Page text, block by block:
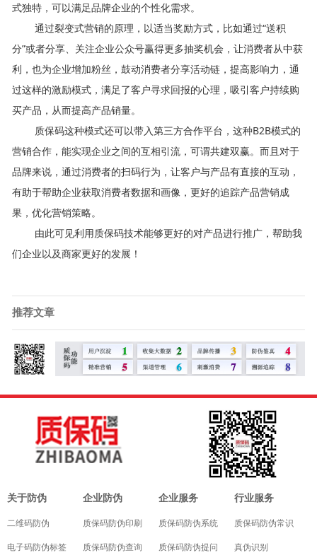
式独特，可以满足品牌企业的个性化需求。
通过裂变式营销的原理，以适当奖励方式，比如通过“送积
分”或者分享、关注企业公众号赢得更多抽奖机会，让消费者从中获
利，也为企业增加粉丝，鼓动消费者分享活动链，提高影响力，通
过这样的激励模式，满足了客户寻求回报的心理，吸引客户持续购
买产品，从而提高产品销量。
质保码这种模式还可以带入第三方合作平台，这种B2B模式的
营销合作，能实现企业之间的互相引流，可谓共建双赢。而且对于
品牌来说，通过消费者的扫码行为，让客户与产品有直接的互动，
有助于帮助企业获取消费者数据和画像，更好的追踪产品营销成
果，优化营销策略。
由此可见利用质保码技术能够更好的对产品进行推广，帮助我
们企业以及商家更好的发展！
推荐文章
关于防伪
二维码防伪
电子码防伪标签
企业防伪
质保码防伪印刷
质保码防伪查询
企业服务
质保码防伪系统
质保码防伪提问
行业服务
质保码防伪常识
真伪识别